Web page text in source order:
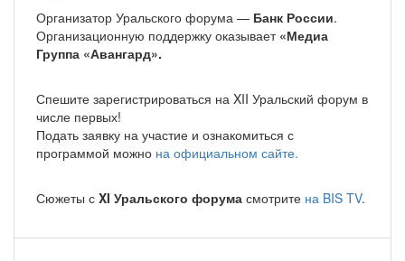
Организатор Уральского форума — Банк России.
Организационную поддержку оказывает«Медиа
Группа «Авангард».
Спешите зарегистрироваться на XII Уральский форум в
числе первых!
Подать заявку на участие и ознакомиться с
программой можно на официальном сайте.
Сюжеты с XI Уральского форума смотрите на BIS TV.